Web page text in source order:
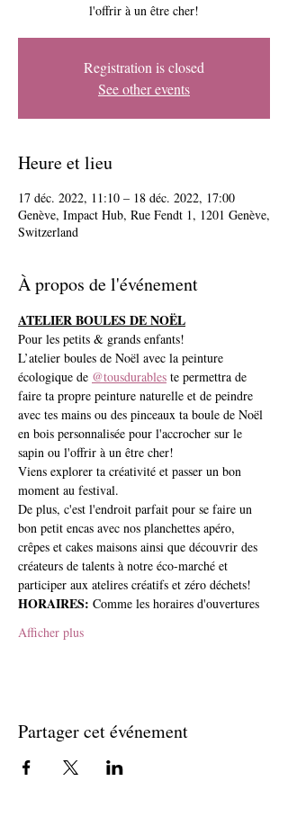
l'offrir à un être cher!
Registration is closed
See other events
Heure et lieu
17 déc. 2022, 11:10 – 18 déc. 2022, 17:00
Genève, Impact Hub, Rue Fendt 1, 1201 Genève,
Switzerland
À propos de l'événement
ATELIER BOULES DE NOËL
Pour les petits & grands enfants!
L’atelier boules de Noël avec la peinture
écologique de @tousdurables te permettra de
faire ta propre peinture naturelle et de peindre
avec tes mains ou des pinceaux ta boule de Noël
en bois personnalisée pour l'accrocher sur le
sapin ou l'offrir à un être cher!
Viens explorer ta créativité et passer un bon
moment au festival.
De plus, c'est l'endroit parfait pour se faire un
bon petit encas avec nos planchettes apéro,
crêpes et cakes maisons ainsi que découvrir des
créateurs de talents à notre éco-marché et
participer aux atelires créatifs et zéro déchets!
HORAIRES: Comme les horaires d'ouvertures
Afficher plus
Partager cet événement